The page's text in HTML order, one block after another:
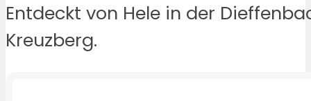
Entdeckt von Hele in der
Kreuzberg.